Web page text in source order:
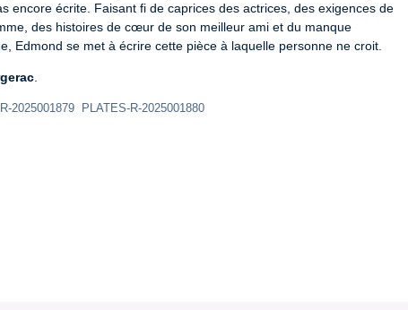
encore écrite. Faisant fi de caprices des actrices, des exigences de
des histoires de cœur de son meilleur ami et du manque
Edmond se met à écrire cette pièce à laquelle personne ne croit.
2025001879  PLATES-R-2025001880